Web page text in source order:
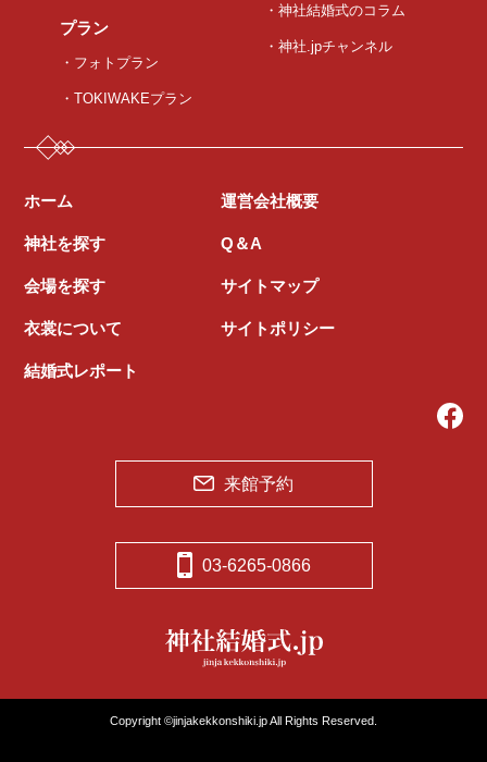
プラン
・フォトプラン
・TOKIWAKEプラン
・神社結婚式のコラム
・神社.jpチャンネル
ホーム
神社を探す
会場を探す
衣裳について
結婚式レポート
運営会社概要
Q＆A
サイトマップ
サイトポリシー
来館予約
03-6265-0866
Copyright ©jinjakekkonshiki.jp All Rights Reserved.